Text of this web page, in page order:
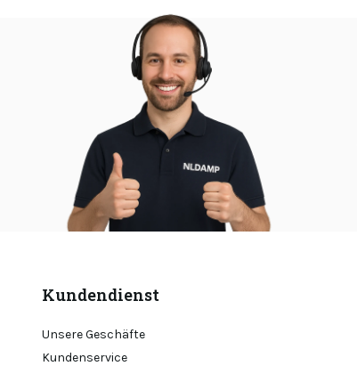
Kundendienst
Unsere Geschäfte
Kundenservice